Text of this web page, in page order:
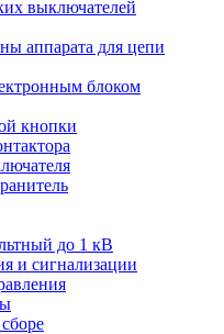
выключателей
аппарата для цепи
блоком
кнопки
до 1 кВ
и сигнализации